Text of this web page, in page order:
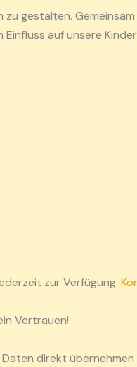
gestalten.
auf unsere
zur Verfügung.
Vertrauen!
direkt